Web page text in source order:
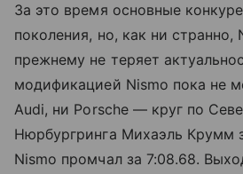
За это время основные
поколения, но, как ни странно,
прежнему не теряет
модификацией Nismo пока не
Audi, ни Porsche — круг по
Нюрбургринга Михаэль Крумм
Nismo промчал за 7:08.68.